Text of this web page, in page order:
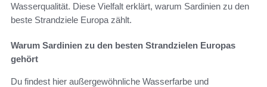
Wasserqualität. Diese Vielfalt erklärt, warum Sardinien zu den
beste Strandziele Europa zählt.
Warum Sardinien zu den besten Strandzielen Europas
gehört
Du findest hier außergewöhnliche Wasserfarbe und